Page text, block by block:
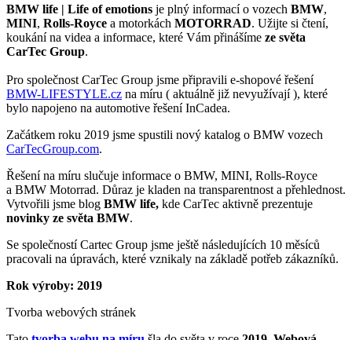
BMW life | Life of emotions je plný informací o vozech BMW,
MINI, Rolls-Royce a motorkách MOTORRAD. Užijte si čtení,
koukání na videa a informace, které Vám přinášíme ze světa
CarTec Group.
Pro společnost CarTec Group jsme připravili e-shopové řešení
BMW-LIFESTYLE.cz na míru ( aktuálně již nevyužívají ), které
bylo napojeno na automotive řešení InCadea.
Začátkem roku 2019 jsme spustili nový katalog o BMW vozech
CarTecGroup.com.
Řešení na míru slučuje informace o BMW, MINI, Rolls-Royce
a BMW Motorrad. Důraz je kladen na transparentnost a přehlednost.
Vytvořili jsme blog BMW life, kde CarTec aktivně prezentuje
novinky ze světa BMW.
Se společností Cartec Group jsme ještě následujících 10 měsíců
pracovali na úpravách, které vznikaly na základě potřeb zákazníků.
Rok výroby: 2019
Tvorba webových stránek